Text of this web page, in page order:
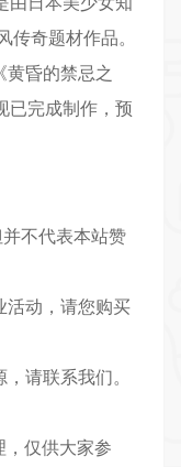
奇题材作品。
昏的禁忌之
已完成制作，预
不代表本站赞
活动，请您购买
请联系我们。
，仅供大家参